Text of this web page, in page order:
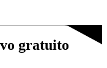
gratuito